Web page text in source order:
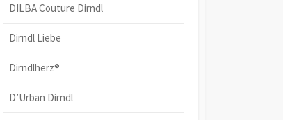
DILBA Couture Dirndl
Dirndl Liebe
Dirndlherz®
D’Urban Dirndl